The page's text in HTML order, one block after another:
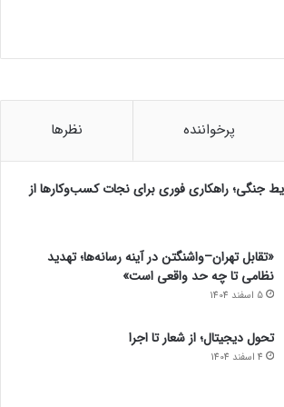
پرخواننده نظرها
جنگی؛ راهکاری فوری برای نجات کسب‌وکارها از
«تقابل تهران–واشنگتن در آینه رسانه‌ها؛ تهدید
نظامی تا چه حد واقعی است»
5 اسفند 1404
تحول دیجیتال؛ از شعار تا اجرا
4 اسفند 1404